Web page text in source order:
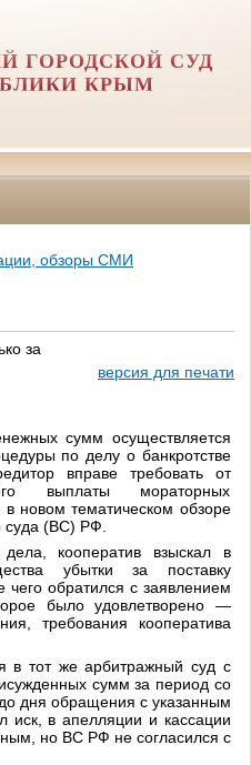
ГОРОДСКОЙ СУД
КРЫМ
обзоры СМИ
за
версия для печати
сумм осуществляется
по делу о банкротстве
вправе требовать от
выплаты мораторных
новом тематическом обзоре
суда (ВС) РФ.
кооператив взыскал в
убытки за поставку
чего обратился с заявлением
было удовлетворено —
требования кооператива
в тот же арбитражный суд с
сумм за период со
дня обращения с указанным
иск, в апелляции и кассации
но ВС РФ не согласился с